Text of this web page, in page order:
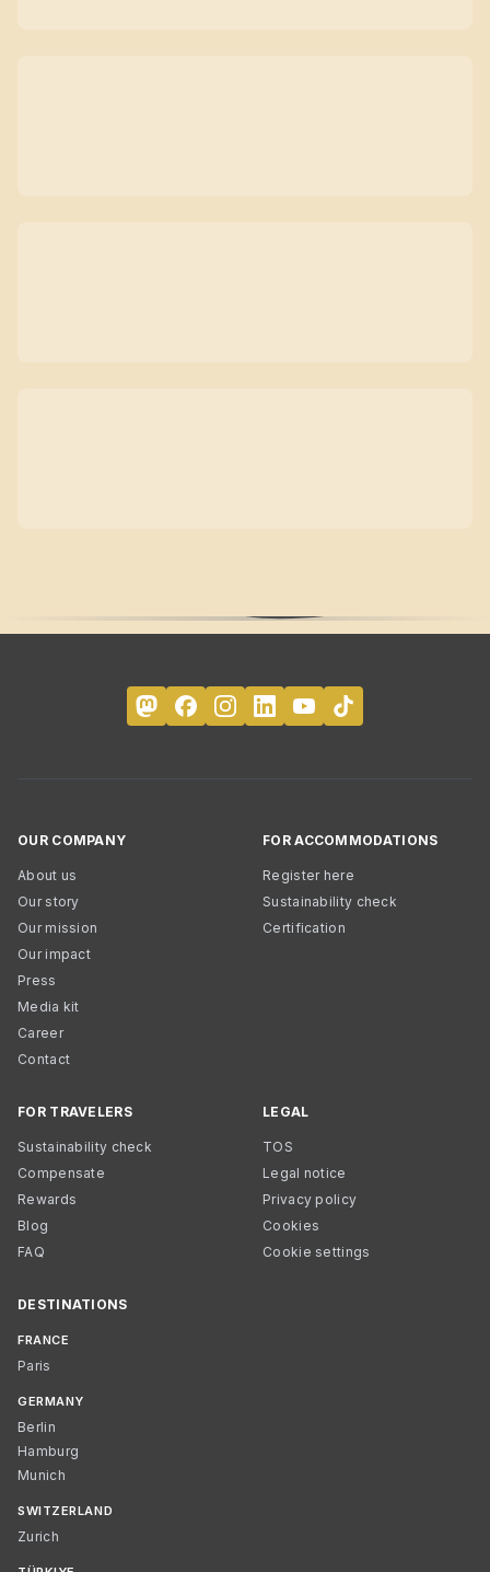
OUR COMPANY
About us
Our story
Our mission
Our impact
Press
Media kit
Career
Contact
FOR ACCOMMODATIONS
Register here
Sustainability check
Certification
FOR TRAVELERS
Sustainability check
Compensate
Rewards
Blog
FAQ
LEGAL
TOS
Legal notice
Privacy policy
Cookies
Cookie settings
DESTINATIONS
FRANCE
Paris
GERMANY
Berlin
Hamburg
Munich
SWITZERLAND
Zurich